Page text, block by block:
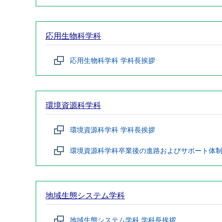
応用生物科学科
応用生物科学科 学科長挨拶
環境資源科学科
環境資源科学科 学科長挨拶
環境資源科学科卒業後の進路およびサポート体
地域生態システム学科
地域生態システム学科 学科長挨拶